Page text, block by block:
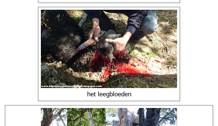
het leegbloeden